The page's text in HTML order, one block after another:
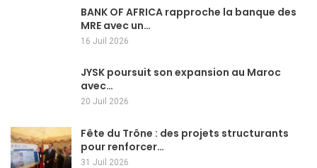
BANK OF AFRICA rapproche la banque des
MRE avec un…
16 Juil 2026
JYSK poursuit son expansion au Maroc
avec…
20 Juil 2026
Fête du Trône : des projets structurants
pour renforcer…
31 Juil 2026